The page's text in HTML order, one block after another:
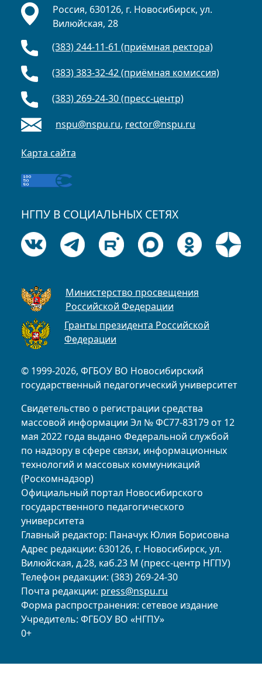
© 1999-2026, ФГБОУ ВО Новосибирский
государственный педагогический университет
Свидетельство о регистрации средства
массовой информации Эл № ФС77-83179 от 12
мая 2022 года выдано Федеральной службой
по надзору в сфере связи, информационных
технологий и массовых коммуникаций
(Роскомнадзор)
Официальный портал Новосибирского
государственного педагогического
университета
Главный редактор: Паначук Юлия Борисовна
Адрес редакции: 630126, г. Новосибирск, ул.
Вилюйская, д.28, каб.23 М (пресс-центр НГПУ)
Телефон редакции: (383) 269-24-30
Почта редакции: press@nspu.ru
Форма распространения: сетевое издание
Учредитель: ФГБОУ ВО «НГПУ»
0+
Россия, 630126, г. Новосибирск, ул.
Вилюйская, 28
(383) 244-11-61 (приёмная ректора)
(383) 383-32-42 (приёмная комиссия)
(383) 269-24-30 (пресс-центр)
nspu@nspu.ru, rector@nspu.ru
Карта сайта
НГПУ В СОЦИАЛЬНЫХ СЕТЯХ
Министерство просвещения
Российской Федерации
Гранты президента Российской
Федерации